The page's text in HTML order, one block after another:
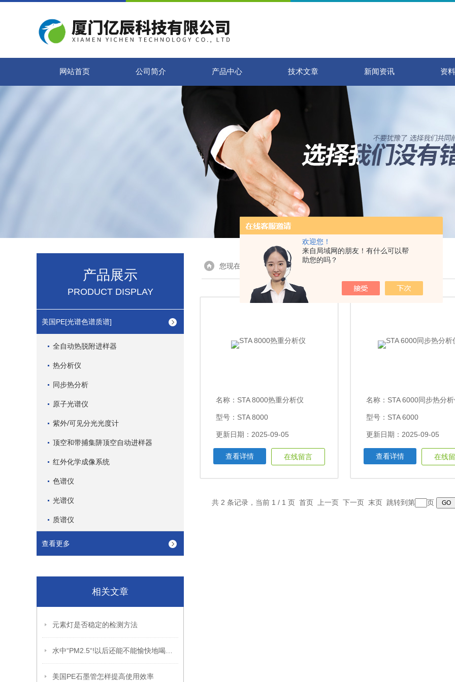
欢迎您！
来自局域网的朋友！有什么可以帮
助您的吗？
网站首页 公司简介 产品中心 技术文章 新闻资讯 资
产品展示
PRODUCT DISPLAY
美国PE[光谱色谱质谱]
全自动热脱附进样器
热分析仪
同步热分析
原子光谱仪
紫外/可见分光光度计
顶空和带捕集阱顶空自动进样器
红外化学成像系统
色谱仪
光谱仪
质谱仪
查看更多
相关文章
元素灯是否稳定的检测方法
美国PE石墨管怎样提高使用效率
您现在的位置：首页> 产品展示 > 美国PE[光谱色谱质谱]
名称： STA 8000热重分析仪
型号：STA 8000
更新日期：2025-09-05
查看详情 在线留言
名称： STA 6000同步热分
型号：STA 6000
更新日期：2025-09-05
查看详情 在线
共 2 条记录，当前 1 / 1 页 首页 上一页 下一页 末页 跳转到第 页